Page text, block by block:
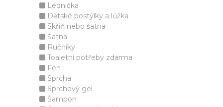
Lednička
Dětské postýlky a lůžka
Skříň nebo šatna
Šatna
Ručníky
Toaletní potřeby zdarma
Fén
Sprcha
Sprchový gel
Šampon